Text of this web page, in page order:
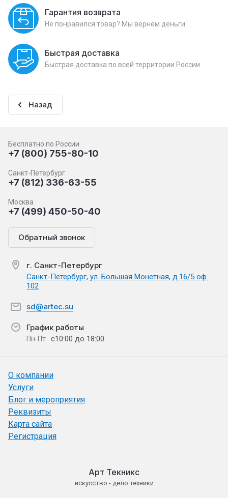
Гарантия возврата
Не понравился товар? Мы вернем деньги
Быстрая доставка
Быстрая доставка по всей территории России
Назад
Бесплатно по России
+7 (800) 755-80-10
Санкт-Петербург
+7 (812) 336-63-55
Москва
+7 (499) 450-50-40
Обратный звонок
г. Санкт-Петербург
Санкт-Петербург, ул. Большая Монетная, д.16/5 оф.
102
sd@artec.su
График работы
Пн-Пт с10:00 до 18:00
О компании
Услуги
Блог и мероприятия
Реквизиты
Карта сайта
Регистрация
Арт Текникс
искусство - дело техники